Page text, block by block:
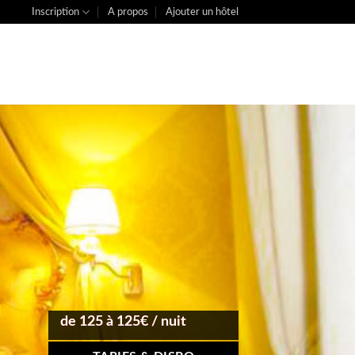
Inscription A propos Ajouter un hôtel
de 125 à 125€ / nuit